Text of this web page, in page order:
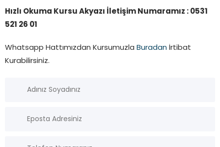
Hızlı Okuma Kursu Akyazı İletişim Numaramız : 0531
521 26 01
Whatsapp Hattımızdan Kursumuzla Buradan İrtibat
Kurabilirsiniz.